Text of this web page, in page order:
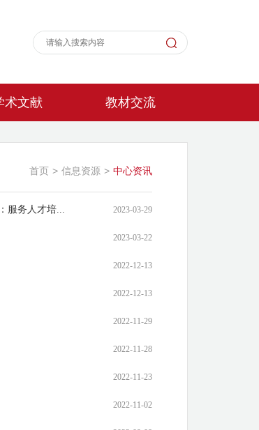
术文献 教材交流
首页 > 信息资源 > 中心资讯
服务人才培... 2023-03-29
2023-03-22
2022-12-13
2022-12-13
2022-11-29
2022-11-28
2022-11-23
2022-11-02